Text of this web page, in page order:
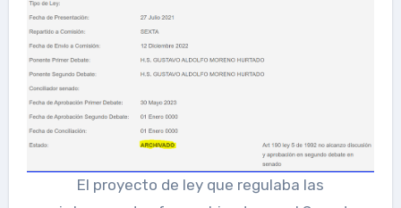
El proyecto de ley que regulaba las